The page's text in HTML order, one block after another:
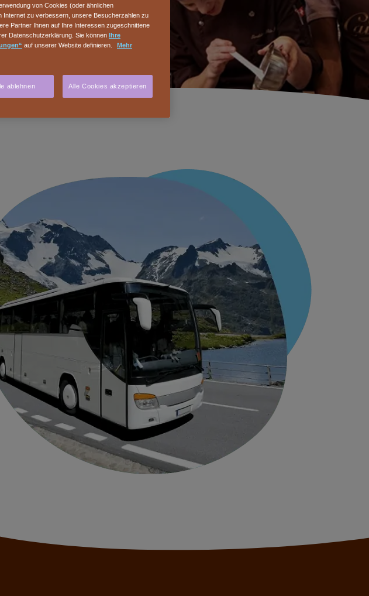
von Cookies (oder ähnlichen
Internet zu verbessern, unsere Besucherzahlen zu
Partner Ihnen auf Ihre Interessen zugeschnittene
Datenschutzerklärung. Sie können
Ihre
auf unserer Website definieren.
Mehr
ablehnen Alle Cookies akzeptieren